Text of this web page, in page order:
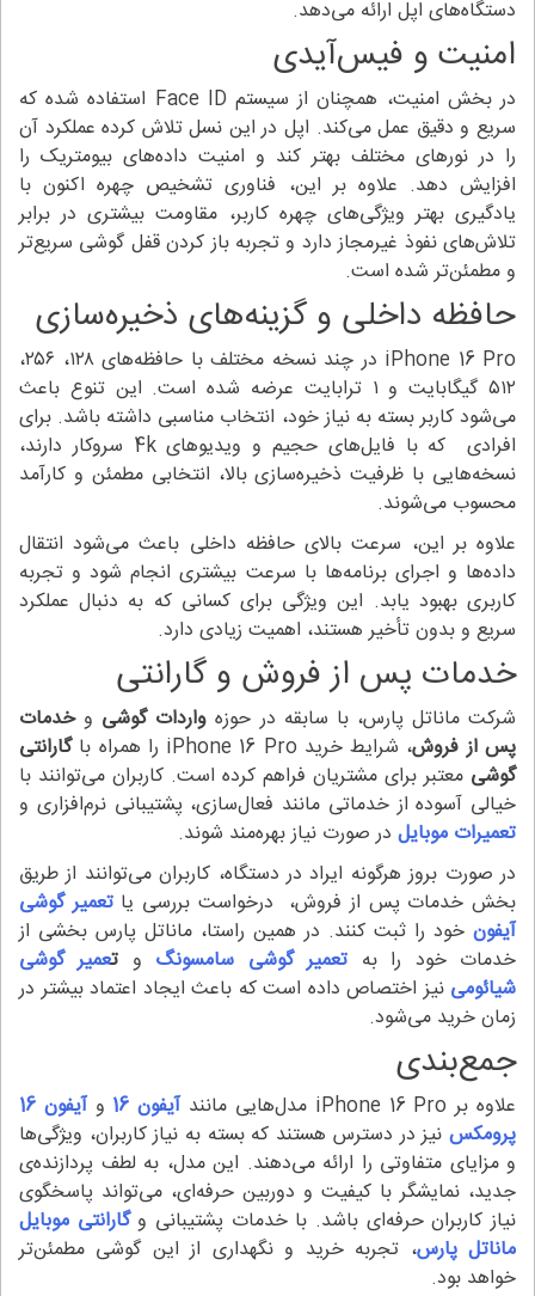
دستگاه‌های اپل ارائه می‌دهد.
امنیت و فیس‌آیدی
در بخش امنیت، همچنان از سیستم Face ID استفاده شده که
سریع و دقیق عمل می‌کند. اپل در این نسل تلاش کرده عملکرد آن
را در نورهای مختلف بهتر کند و امنیت داده‌های بیومتریک را
افزایش دهد. علاوه بر این، فناوری تشخیص چهره اکنون با
یادگیری بهتر ویژگی‌های چهره کاربر، مقاومت بیشتری در برابر
تلاش‌های نفوذ غیرمجاز دارد و تجربه باز کردن قفل گوشی سریع‌تر
و مطمئن‌تر شده است.
حافظه داخلی و گزینه‌های ذخیره‌سازی
iPhone 16 Pro در چند نسخه مختلف با حافظه‌های ۱۲۸، ۲۵۶،
۵۱۲ گیگابایت و ۱ ترابایت عرضه شده است. این تنوع باعث
می‌شود کاربر بسته به نیاز خود، انتخاب مناسبی داشته باشد. برای
افرادی که با فایل‌های حجیم و ویدیوهای 4k سروکار دارند،
نسخه‌هایی با ظرفیت ذخیره‌سازی بالا، انتخابی مطمئن و کارآمد
محسوب می‌شوند.
علاوه بر این، سرعت بالای حافظه داخلی باعث می‌شود انتقال
داده‌ها و اجرای برنامه‌ها با سرعت بیشتری انجام شود و تجربه
کاربری بهبود یابد. این ویژگی برای کسانی که به دنبال عملکرد
سریع و بدون تأخیر هستند، اهمیت زیادی دارد.
خدمات پس از فروش و گارانتی
شرکت ماناتل پارس، با سابقه در حوزه واردات گوشی وخدمات
پس از فروش، شرایط خرید iPhone 16 Pro را همراه با
گارانتی
گوشی معتبر برای مشتریان فراهم کرده است. کاربران می‌توانند با
خیالی آسوده از خدماتی مانند فعال‌سازی، پشتیبانی نرم‌افزاری و
تعمیرات موبایل در صورت نیاز بهره‌مند شوند.
در صورت بروز هرگونه ایراد در دستگاه، کاربران می‌توانند از طریق
بخش خدمات پس از فروش، درخواست بررسی یا تعمیر گوشی
آیفون خود را ثبت کنند. در همین راستا، ماناتل پارس بخشی از
خدمات خود را به تعمیر گوشی‌ سامسونگ و تعمیر گوشی
شیائومی نیز اختصاص داده است که باعث ایجاد اعتماد بیشتر در
زمان خرید می‌شود.
جمع‌بندی
علاوه بر iPhone 16 Pro مدل‌هایی مانند آیفون 16 و
آیفون 16
پرومکس نیز در دسترس هستند که بسته به نیاز کاربران، ویژگی‌ها
و مزایای متفاوتی را ارائه می‌دهند. این مدل، به لطف پردازنده‌ی
جدید، نمایشگر با کیفیت و دوربین حرفه‌ای، می‌تواند پاسخگوی
نیاز کاربران حرفه‌ای باشد. با خدمات پشتیبانی و گارانتی موبایل
ماناتل پارس، تجربه خرید و نگهداری از این گوشی مطمئن‌تر
خواهد بود.